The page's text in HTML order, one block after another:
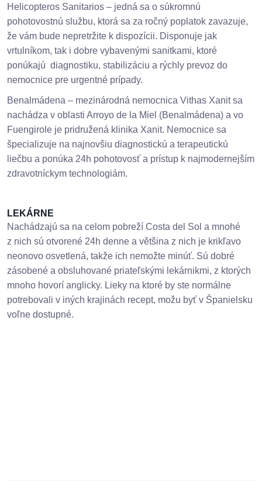
Helicopteros Sanitarios – jedná sa o súkromnú
pohotovostnú službu, ktorá sa za ročný poplatok zavazuje,
že vám bude nepretržite k dispozícii. Disponuje jak
vrtulníkom, tak i dobre vybavenými sanitkami, ktoré
ponúkajú diagnostiku, stabilizáciu a rýchly prevoz do
nemocnice pre urgentné prípady.
Benalmádena – mezinárodná nemocnica Vithas Xanit sa
nachádza v oblasti Arroyo de la Miel (Benalmádena) a vo
Fuengirole je pridružená klinika Xanit. Nemocnice sa
špecializuje na najnovšiu diagnostickú a terapeutickú
liečbu a ponúka 24h pohotovosť a prístup k najmodernejším
zdravotníckym technologiám.
LEKÁRNE
Nachádzajú sa na celom pobreží Costa del Sol a mnohé
z nich sú otvorené 24h denne a většina z nich je krikľavo
neonovo osvetlená, takže ich nemožte minúť. Sú dobré
zásobené a obsluhované priateľskými lekárnikmi, z ktorých
mnoho hovorí anglicky. Lieky na ktoré by ste normálne
potrebovali v iných krajinách recept, možu byť v Španielsku
voľne dostupné.